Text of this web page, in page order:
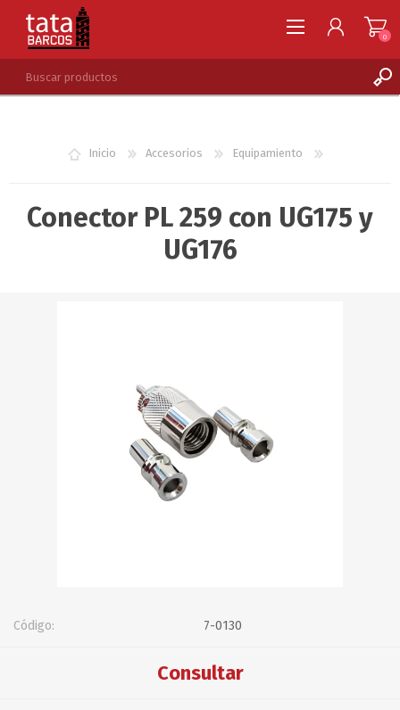
LISTA DE DESEOS
0
Inicio Accesorios Equipamiento
Conector PL 259 con UG175 y
UG176
Código: 7-0130
Consultar